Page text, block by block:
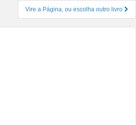
Vire a Página, ou escolha outro livro